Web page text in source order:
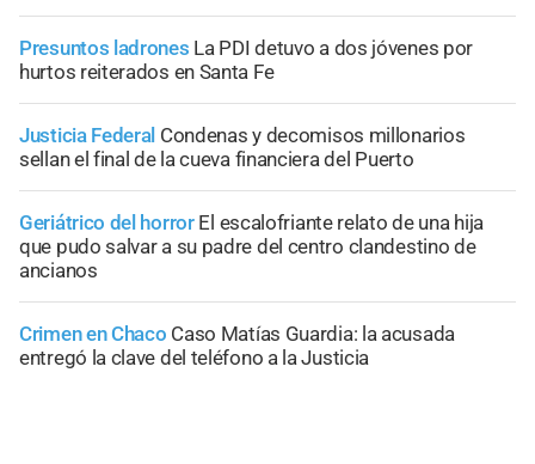
Presuntos ladrones La PDI detuvo a dos jóvenes por
hurtos reiterados en Santa Fe
Justicia Federal Condenas y decomisos millonarios
sellan el final de la cueva financiera del Puerto
Geriátrico del horror El escalofriante relato de una hija
que pudo salvar a su padre del centro clandestino de
ancianos
Crimen en Chaco Caso Matías Guardia: la acusada
entregó la clave del teléfono a la Justicia